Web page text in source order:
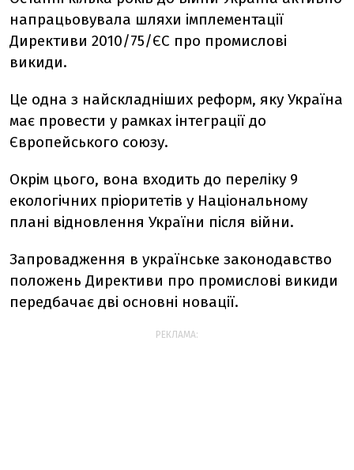
напрацьовувала шляхи імплементації
Директиви 2010/75/ЄС про промислові
викиди.
Це одна з найскладніших реформ, яку Україна
має провести у рамках інтеграції до
Європейського союзу.
Окрім цього, вона входить до переліку 9
екологічних пріоритетів у Національному
плані відновлення України після війни.
Запровадження в українське законодавство
положень Директиви про промислові викиди
передбачає дві основні новації.
РЕКЛАМА: